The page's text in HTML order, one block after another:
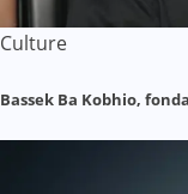
Culture
Bassek Ba Kobhio,